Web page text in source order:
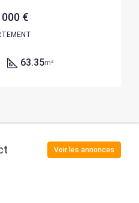
€
63.35m²
Voir les annonces